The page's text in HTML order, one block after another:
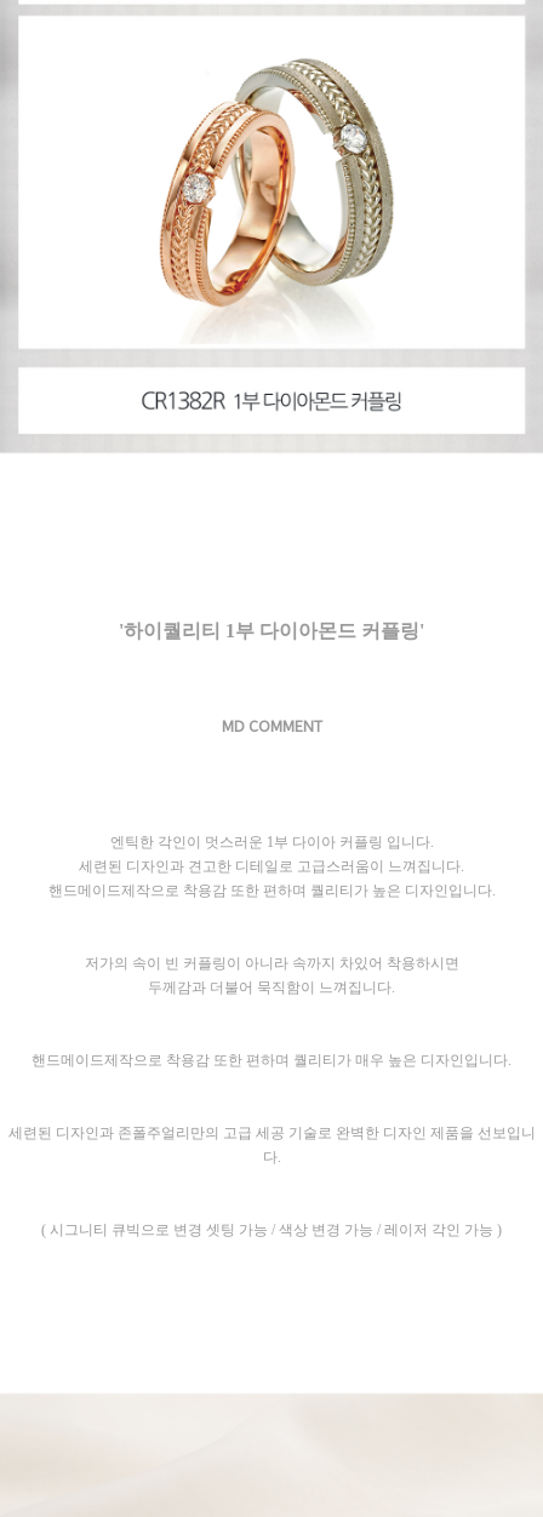
'하이퀄리티 1부 다이아몬드 커플링'
MD COMMENT
엔틱한 각인이 멋스러운 1부 다이아 커플링 입니다.
세련된 디자인과 견고한 디테일로 고급스러움이 느껴집니다.
핸드메이드제작으로 착용감 또한 편하며 퀄리티가 높은 디자인입니다.
저가의 속이 빈 커플링이 아니라 속까지 차있어 착용하시면
두께감과 더불어 묵직함이 느껴집니다.
핸드메이드제작으로 착용감 또한 편하며 퀄리티가 매우 높은 디자인입니다.
세련된 디자인과 존폴주얼리만의 고급 세공 기술로 완벽한 디자인 제품을 선보입니
다.
( 시그니티 큐빅으로 변경 셋팅 가능 / 색상 변경 가능 / 레이저 각인 가능 )